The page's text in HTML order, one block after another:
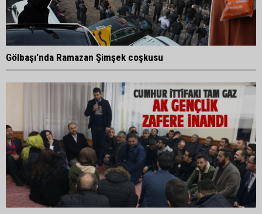
Gölbaşı'nda Ramazan Şimşek coşkusu